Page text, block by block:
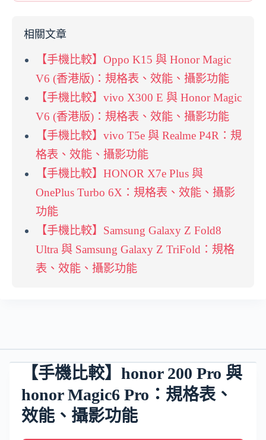
相關文章
【手機比較】Oppo K15 與 Honor Magic
V6 (香港版)：規格表、效能、攝影功能
【手機比較】vivo X300 E 與 Honor Magic
V6 (香港版)：規格表、效能、攝影功能
【手機比較】vivo T5e 與 Realme P4R：規
格表、效能、攝影功能
【手機比較】HONOR X7e Plus 與
OnePlus Turbo 6X：規格表、效能、攝影
功能
【手機比較】Samsung Galaxy Z Fold8
Ultra 與 Samsung Galaxy Z TriFold：規格
表、效能、攝影功能
【手機比較】honor 200 Pro 與
honor Magic6 Pro：規格表、
效能、攝影功能